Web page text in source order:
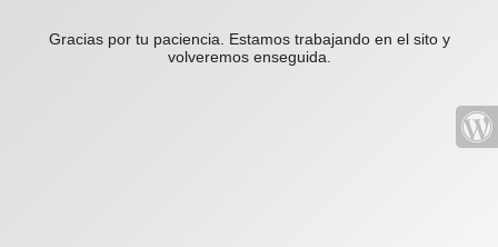
Gracias por tu paciencia. Estamos trabajando en el sito y
volveremos enseguida.